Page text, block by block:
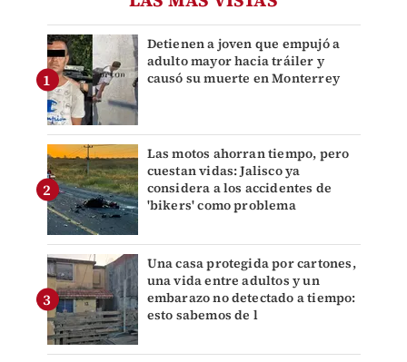
Detienen a joven que empujó a
adulto mayor hacia tráiler y
causó su muerte en Monterrey
Las motos ahorran tiempo, pero
cuestan vidas: Jalisco ya
considera a los accidentes de
'bikers' como problema
Una casa protegida por cartones,
una vida entre adultos y un
embarazo no detectado a tiempo:
esto sabemos de l